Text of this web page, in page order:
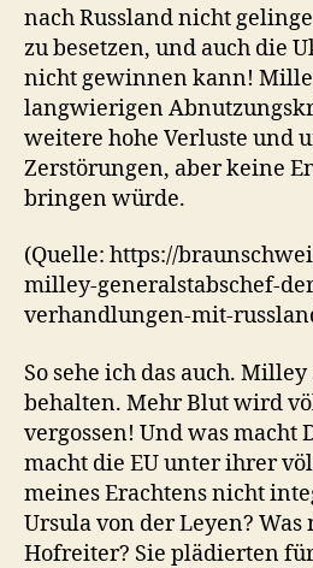
nach Russland nicht
zu besetzen, und auch die
nicht gewinnen kann!
langwierigen
weitere hohe Verluste und
Zerstörungen, aber keine
bringen würde.
(Quelle: https://
milley-generalstabschef-
verhandlungen-mit-
So sehe ich das auch.
behalten. Mehr Blut wird
vergossen! Und was macht
macht die EU unter ihrer
meines Erachtens nicht
Ursula von der Leyen? Was
Hofreiter? Sie plädierten